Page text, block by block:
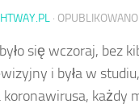
· OPUBLIKOWANO
się wczoraj, bez
i była w
każdy